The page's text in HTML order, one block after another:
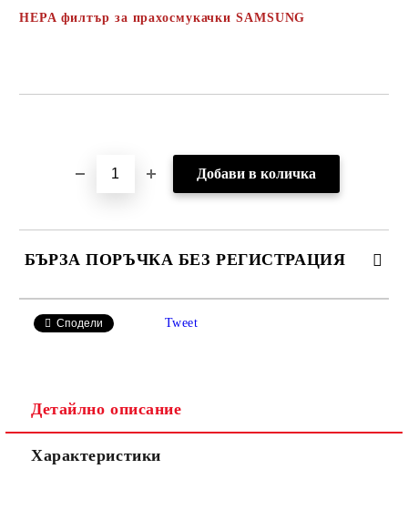
HEPA филтър за прахосмукачки SAMSUNG
БЪРЗА ПОРЪЧКА БЕЗ РЕГИСТРАЦИЯ
Ние ще се свържем с вас в рамките на работния ден.
Сподели Tweet
Детайлно описание
Характеристики